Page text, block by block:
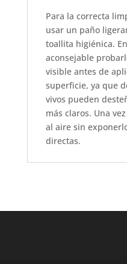
Para la correcta
usar un paño
toallita higiénica.
aconsejable
visible antes de
superficie, ya que
vivos pueden
más claros. Una
al aire sin
directas.